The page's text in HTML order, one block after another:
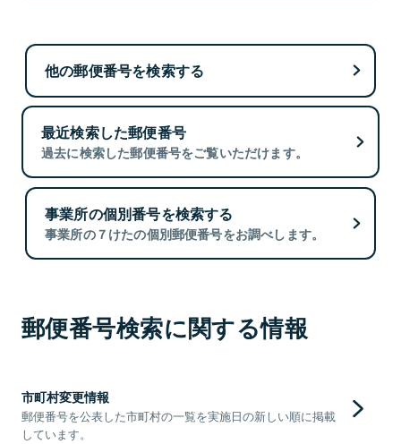
他の郵便番号を検索する
最近検索した郵便番号
過去に検索した郵便番号をご覧いただけます。
事業所の個別番号を検索する
事業所の７けたの個別郵便番号をお調べします。
郵便番号検索に関する情報
市町村変更情報
郵便番号を公表した市町村の一覧を実施日の新しい順に掲載
しています。